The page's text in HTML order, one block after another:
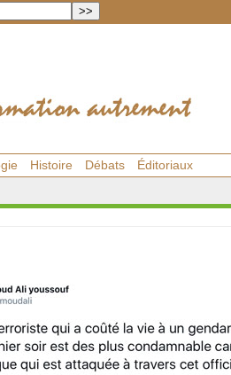
Histoire Débats Éditoriaux